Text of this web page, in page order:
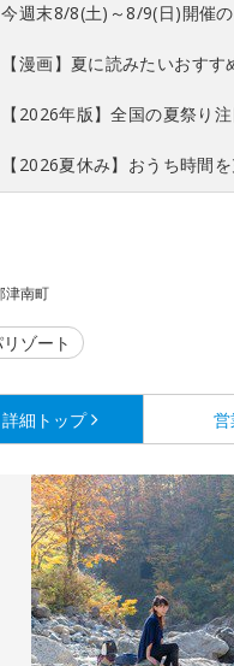
今週末8/8(土)～8/9(日)開催
【漫画】夏に読みたいおす
【2026年版】全国の夏祭り
【2026夏休み】おうち時間
津南町
ゾート
細 トップ